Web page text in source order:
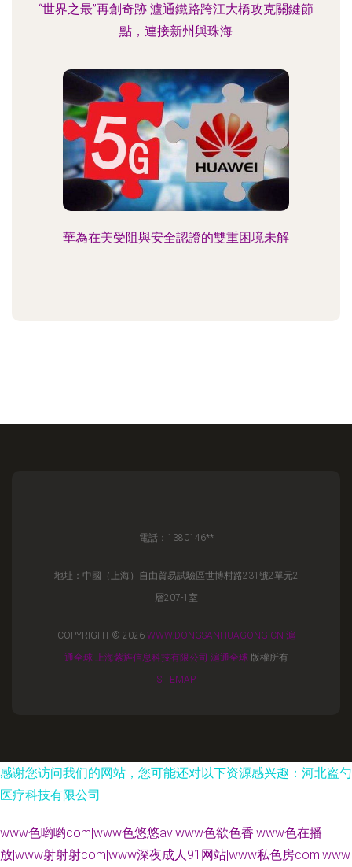
“世界之最”再創奇跡 瀘通鐵路跨江大橋攻克關鍵節
點，連接新州與珠海
華為在美受阻與安全認證的雙重困境未解
電話：1380146**
地址：中國（上海）自由貿易試驗區世博村路231號2單元2
層207-1室
COPYRIGHT © 2026 WWW.DONGSANHUAGONG.CN 滬
通全球
上海紫旌信息科技有限公司 滬通全球 版權所有
SITEMAP
感谢您访问我们的网站，您可能还对以下资源感兴趣：河北盗勺
医疗科技有限公司
www色哟哟com|www色悠悠av|www色欲色香|www色在播
放|www射射射com|www深夜成人91网站|www私色房com|www